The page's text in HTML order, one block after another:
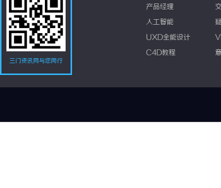
三门资讯网与您同行
产品经理
人工智能
UXD全能设计
C4D教程